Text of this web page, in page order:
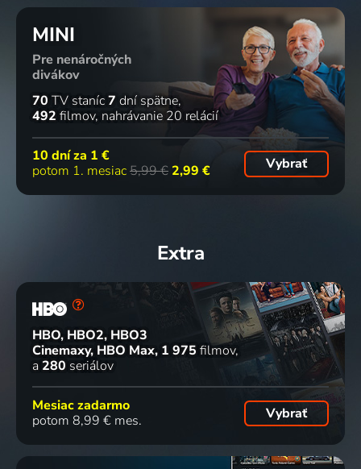
MINI
Pre nenáročných
divákov
70 TV staníc7 dní spätne
492 filmov nahrávanie 20 relácií
10 dní za 1 €
potom 1. mesiac5,99 € 2,99 € Vybrať
Extra
HBO, HBO2, HBO3
Cinemaxy, HBO Max 1 975 filmov
a 280 seriálov
Mesiac zadarmo
potom 8,99 € mes.
Vybrať